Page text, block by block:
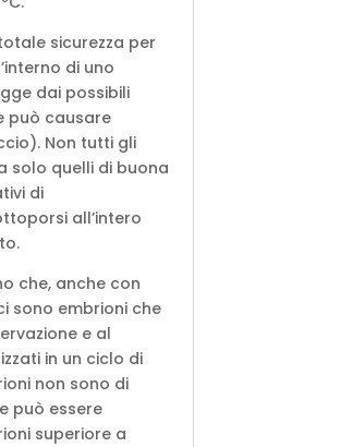
sicurezza per
di uno
dai possibili
può causare
Non tutti gli
solo quelli di buona
di
all’intero
che, anche con
sono embrioni che
e al
in un ciclo di
non sono di
può essere
superiore a